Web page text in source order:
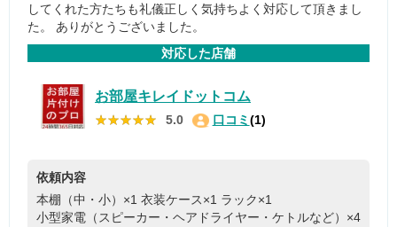
してくれた方たちも礼儀正しく気持ちよく対応して頂きまし
た。 ありがとうございました。
対応した店舗
お部屋キレイドットコム
★★★★★
★★★★★ 5.0 口コミ (1)
依頼内容
本棚（中・小）×1 衣装ケース×1 ラック×1
小型家電（スピーカー・ヘアドライヤー・ケトルなど）×4